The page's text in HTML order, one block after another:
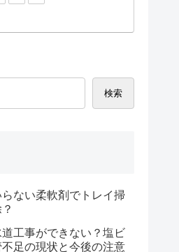
検索
らない柔軟剤でトレイ掃
道工事ができない？塩ビ
不足の現状と今後の注意